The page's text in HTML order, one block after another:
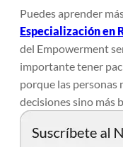
Puedes aprender
Especialización en
del Empowerment
importante tener
porque las personas
decisiones sino más